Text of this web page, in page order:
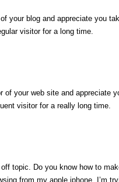
your blog and appreciate you
visitor for a long time.
of your web site and appreciate
visitor for a really long time.
topic. Do you know how to
from my apple iphone. I’m